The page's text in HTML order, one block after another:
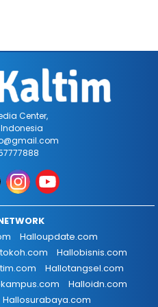
Center,
Halloupdate.com
Hallobisnis.com
Hallotangsel.com
Halloidn.com
Hallosurabaya.com